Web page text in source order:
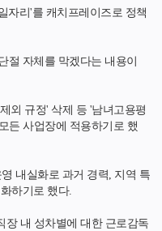
자리'를 캐치프레이즈로 정책
절 자체를 막겠다는 내용이
외 규정' 삭제 등 '남녀고용평
든 사업장에 적용하기로 했
내실화로 과거 경력, 지역 특
하기로 했다.
장 내 성차별에 대한 근로감독